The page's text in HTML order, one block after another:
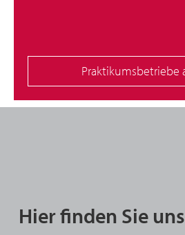
Hier finden Sie uns